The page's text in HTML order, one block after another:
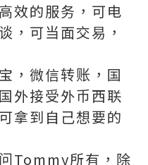
效的服务，可电
，可当面交易，
，微信转账，国
外接受外币西联
拿到自己想要的
Tommy所有，除